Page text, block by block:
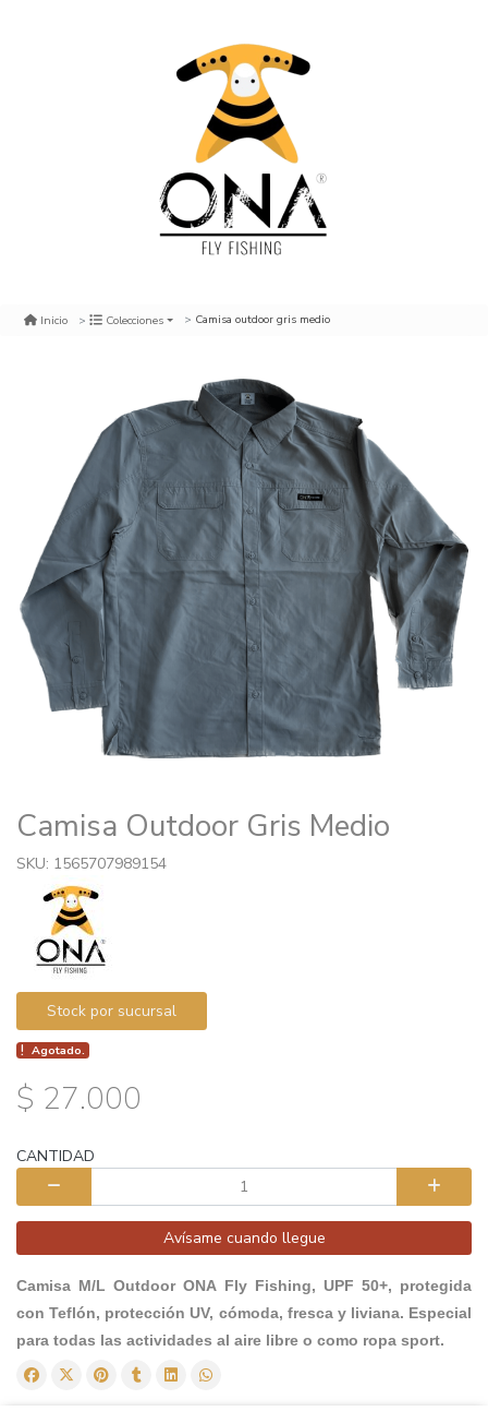
Inicio Colecciones Camisa outdoor gris medio
Camisa Outdoor Gris Medio
SKU: 1565707989154
Stock por sucursal
Agotado.
$ 27.000
CANTIDAD
Avísame cuando llegue
Camisa M/L Outdoor ONA Fly Fishing, UPF 50+, protegida
con Teflón, protección UV, cómoda, fresca y liviana. Especial
para todas las actividades al aire libre o como ropa sport.